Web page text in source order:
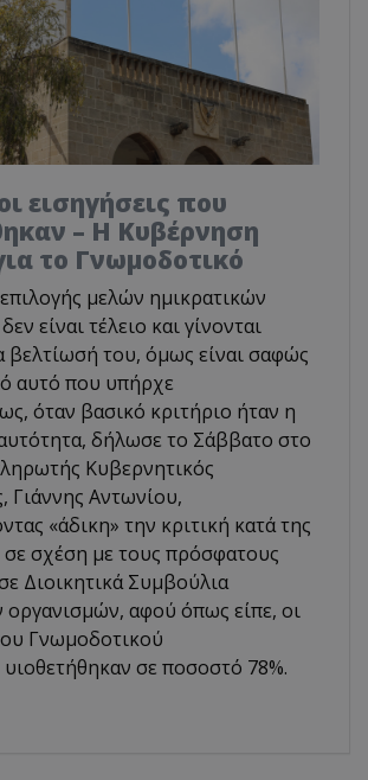
εισηγήσεις που
– Η Κυβέρνηση
το Γνωμοδοτικό
μελών ημικρατικών
είναι τέλειο και γίνονται
βελτίωσή του, όμως είναι σαφώς
αυτό που υπήρχε
όταν βασικό κριτήριο ήταν η
δήλωσε το Σάββατο στο
Κυβερνητικός
Γιάννης Αντωνίου,
«άδικη» την κριτική κατά της
σχέση με τους πρόσφατους
Διοικητικά Συμβούλια
οργανισμών, αφού όπως είπε, οι
Γνωμοδοτικού
σε ποσοστό 78%.